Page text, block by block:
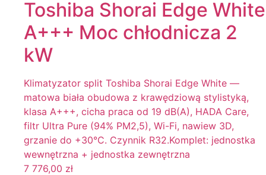
Toshiba Shorai Edge White
A+++ Moc chłodnicza 2
kW
Klimatyzator split Toshiba Shorai Edge White —
matowa biała obudowa z krawędziową stylistyką,
klasa A+++, cicha praca od 19 dB(A), HADA Care,
filtr Ultra Pure (94% PM2,5), Wi-Fi, nawiew 3D,
grzanie do +30°C. Czynnik R32.Komplet: jednostka
wewnętrzna + jednostka zewnętrzna
7 776,00 zł